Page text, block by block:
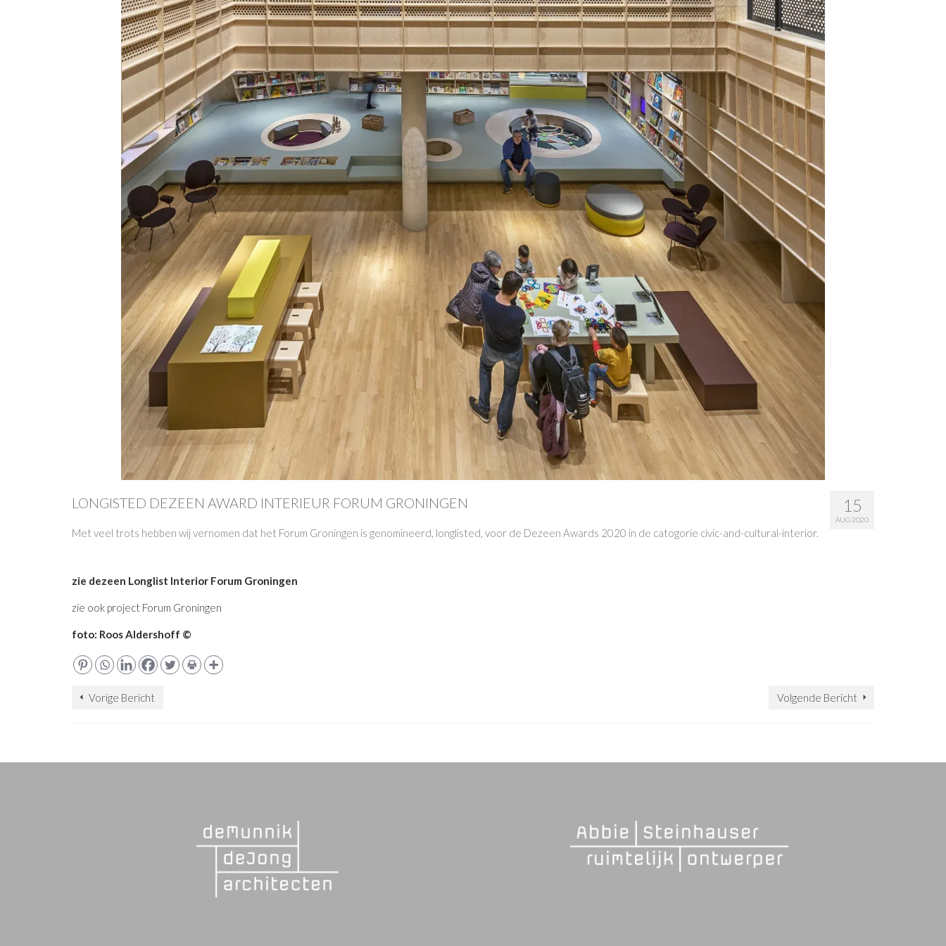
15
AUG 2020
LONGISTED DEZEEN AWARD INTERIEUR FORUM GRONINGEN
Met veel trots hebben wij vernomen dat het Forum Groningen is genomineerd, longlisted, voor de Dezeen Awards 2020 in de catogorie civic-and-cultural-interior.
zie dezeen Longlist Interior Forum Groningen
zie ook project Forum Groningen
foto: Roos Aldershoff ©
Vorige Bericht Volgende Bericht